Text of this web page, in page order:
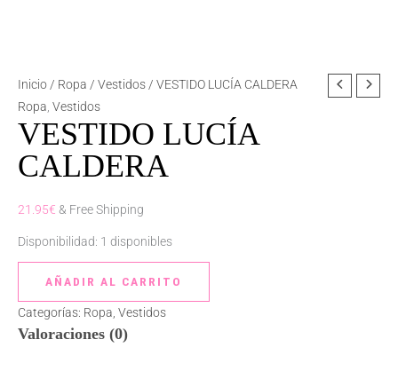
Inicio/ Ropa / Vestidos/ VESTIDO LUCÍA CALDERA
Ropa, Vestidos
VESTIDO LUCÍA
CALDERA
21.95€ & Free Shipping
Disponibilidad: 1 disponibles
VESTIDO
LUCÍA
CALDERA
AÑADIR AL CARRITO
Categorías: Ropa, Vestidos
Valoraciones (0)